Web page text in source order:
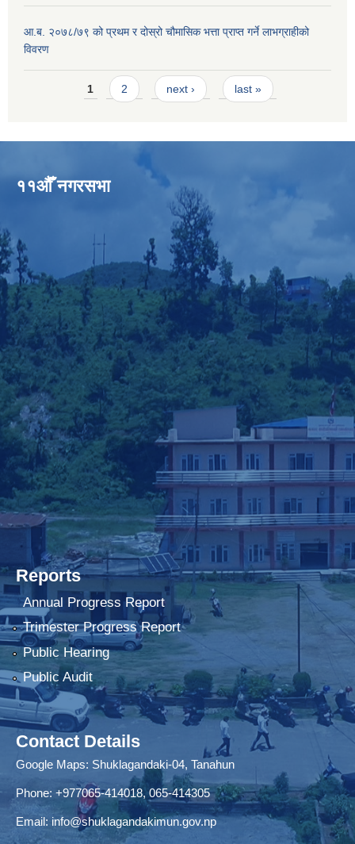
आ.ब. २०७८/७९ को प्रथम र दोस्रो चौमासिक भत्ता प्राप्त गर्ने लाभग्राहीको
विवरण
Pages1 2 next › last »
११औँ नगरसभा
Reports
Annual Progress Report
Trimester Progress Report
Public Hearing
Public Audit
Contact Details
Google Maps: Shuklagandaki-04, Tanahun
Phone: +977065-414018,065-414305
Email: info@shuklagandakimun.gov.np